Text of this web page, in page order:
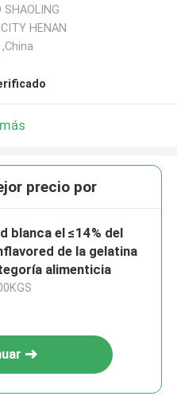
SHAOLING
HENAN
,China
precio por
blanca el ≤14% del
de la gelatina
alimenticia